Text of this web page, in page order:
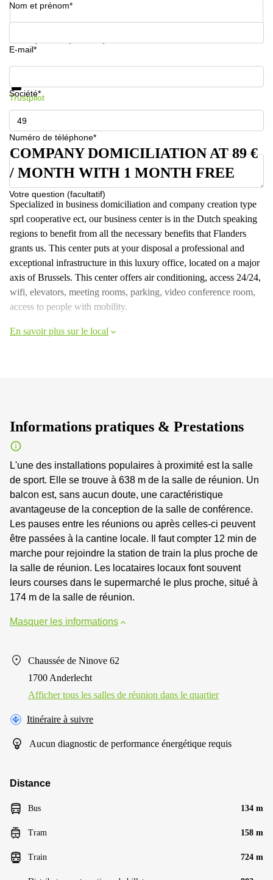
Nom et prénom*
E-mail*
Société*
Numéro de téléphone*
Votre question (facultatif)
Informations et prix
Trustpilot
COMPANY DOMICILIATION AT 89 €
/ MONTH WITH 1 MONTH FREE
Specialized in business domiciliation and company creation type
sprl cooperative ect, our business center is in the Dutch speaking
regions to benefit from all the necessary benefits that Flanders
grants us. This center puts at your disposal a professional and
exceptional infrastructure in this luxury office, located on a major
axis of Brussels. This center offers air conditioning, access 24/24,
wifi, elevators, meeting rooms, parking, video conference room,
access to people with mobility.
En savoir plus sur le local
Informations pratiques & Prestations
L'une des installations populaires à proximité est la salle
de sport. Elle se trouve à 638 m de la salle de réunion. Un
balcon est, sans aucun doute, une caractéristique
avantageuse de la conception de la salle de conférence.
Les pauses entre les réunions ou après celles-ci peuvent
être passées à la cantine locale. Il faut compter 12 min de
marche pour rejoindre la station de train la plus proche de
la salle de réunion. Les locataires locaux font souvent
leurs courses dans le supermarché le plus proche, situé à
174 m de la salle de réunion.
Masquer les informations
Chaussée de Ninove 62
1700 Anderlecht
Afficher tous les salles de réunion dans le quartier
Itinéraire à suivre
Aucun diagnostic de performance énergétique requis
Distance
Bus 134 m
Tram 158 m
Train 724 m